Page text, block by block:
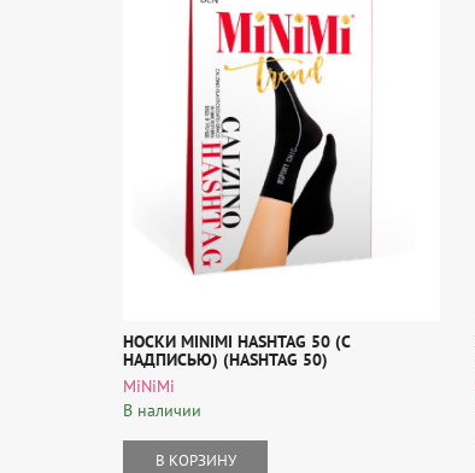
НОСКИ MINIMI HASHTAG 50 (С
НАДПИСЬЮ) (HASHTAG 50)
MiNiMi
В наличии
В КОРЗИНУ